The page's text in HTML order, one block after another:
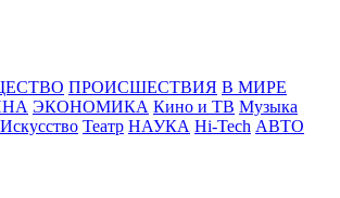
ПРОИСШЕСТВИЯ В МИРЕ
ЭКОНОМИКА Кино и ТВ Музыка
Искусство Театр НАУКА Hi-Tech АВТО